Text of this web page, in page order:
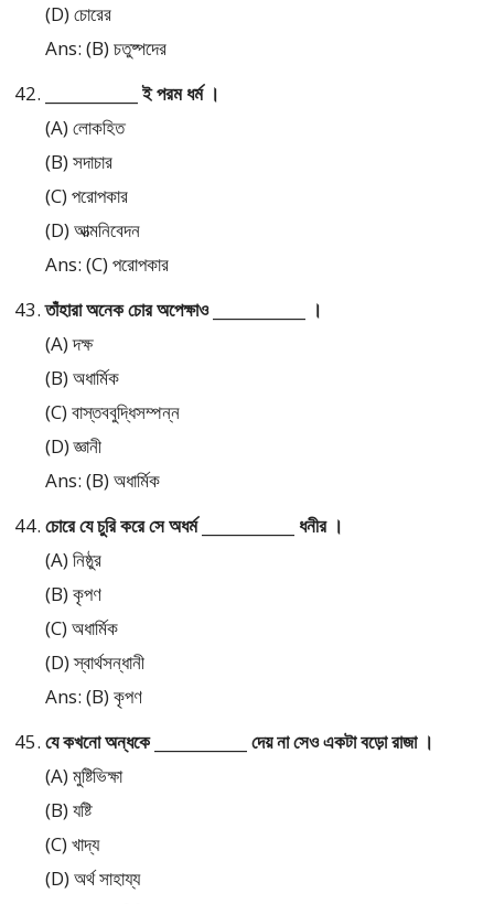
(D) চোরের
Ans: (B) চতুষ্পদের
____________ ই পরম ধর্ম ।
(A) লোকহিত
(B) সদাচার
(C) পরোপকার
(D) আত্মনিবেদন
Ans: (C) পরোপকার
তাঁহারা অনেক চোর অপেক্ষাও ____________ ।
(A) দক্ষ
(B) অধার্মিক
(C) বাস্তববুদ্ধিসম্পন্ন
(D) জ্ঞানী
Ans: (B) অধার্মিক
চোরে যে চুরি করে সে অধর্ম ____________ ধনীর ।
(A) নিষ্ঠুর
(B) কৃপণ
(C) অধার্মিক
(D) স্বার্থসন্ধানী
Ans: (B) কৃপণ
যে কখনো অন্ধকে ____________ দেয় না সেও একটা বড়ো রাজা ।
(A) মুষ্টিভিক্ষা
(B) যষ্টি
(C) খাদ্য
(D) অর্থ সাহায্য